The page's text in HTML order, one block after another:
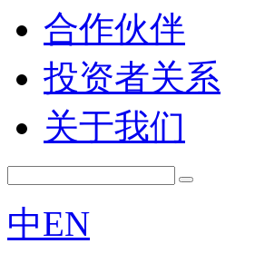
合作伙伴
投资者关系
关于我们
中EN